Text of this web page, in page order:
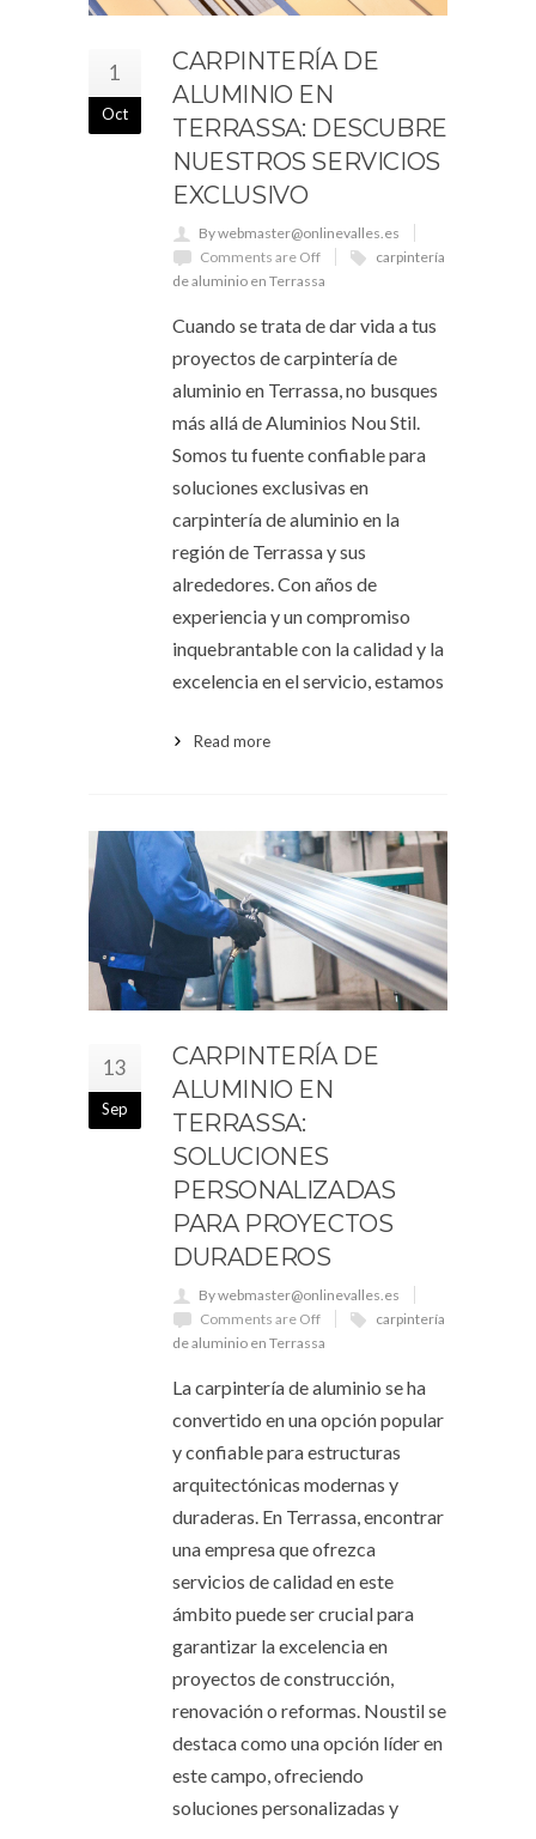
1
Oct
CARPINTERÍA DE
ALUMINIO EN
TERRASSA: DESCUBRE
NUESTROS SERVICIOS
EXCLUSIVO
By webmaster@onlinevalles.es
Comments are Off
carpintería
de aluminio en Terrassa
Cuando se trata de dar vida a tus
proyectos de carpintería de
aluminio en Terrassa, no busques
más allá de Aluminios Nou Stil.
Somos tu fuente confiable para
soluciones exclusivas en
carpintería de aluminio en la
región de Terrassa y sus
alrededores. Con años de
experiencia y un compromiso
inquebrantable con la calidad y la
excelencia en el servicio, estamos
Read more
13
Sep
CARPINTERÍA DE
ALUMINIO EN
TERRASSA:
SOLUCIONES
PERSONALIZADAS
PARA PROYECTOS
DURADEROS
By webmaster@onlinevalles.es
Comments are Off
carpintería
de aluminio en Terrassa
La carpintería de aluminio se ha
convertido en una opción popular
y confiable para estructuras
arquitectónicas modernas y
duraderas. En Terrassa, encontrar
una empresa que ofrezca
servicios de calidad en este
ámbito puede ser crucial para
garantizar la excelencia en
proyectos de construcción,
renovación o reformas. Noustil se
destaca como una opción líder en
este campo, ofreciendo
soluciones personalizadas y